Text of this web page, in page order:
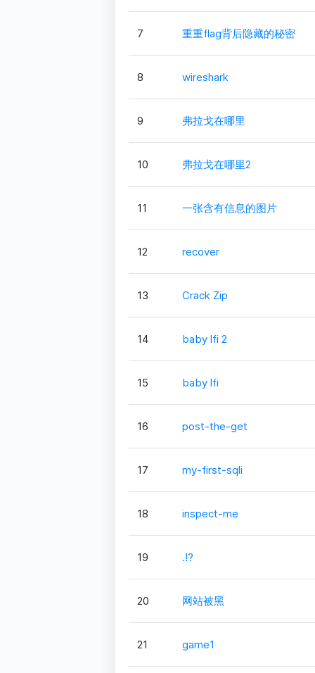
7 重重flag背后隐藏的秘密
8 wireshark
9 弗拉戈在哪里
10 弗拉戈在哪里2
11 一张含有信息的图片
12 recover
13 Crack Zip
14 baby lfi 2
15 baby lfi
16 post-the-get
17 my-first-sqli
18 inspect-me
19 .!?
20 网站被黑
21 game1